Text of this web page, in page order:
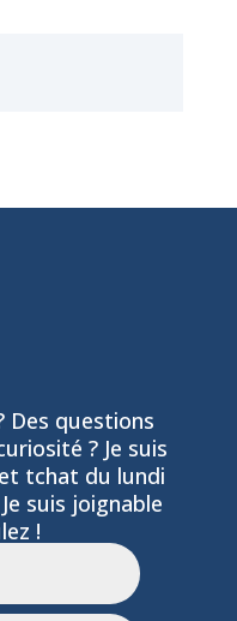
Des questions
? Je suis
tchat du lundi
suis joignable
!